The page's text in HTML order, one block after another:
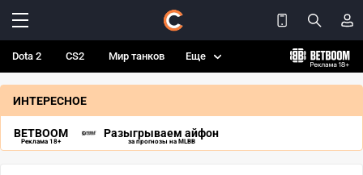
Dota 2 CS2 Мир танков Еще
ИНТЕРЕСНОЕ
BETBOOM
Реклама 18+
Разыгрываем айфон
за прогнозы на MLBB